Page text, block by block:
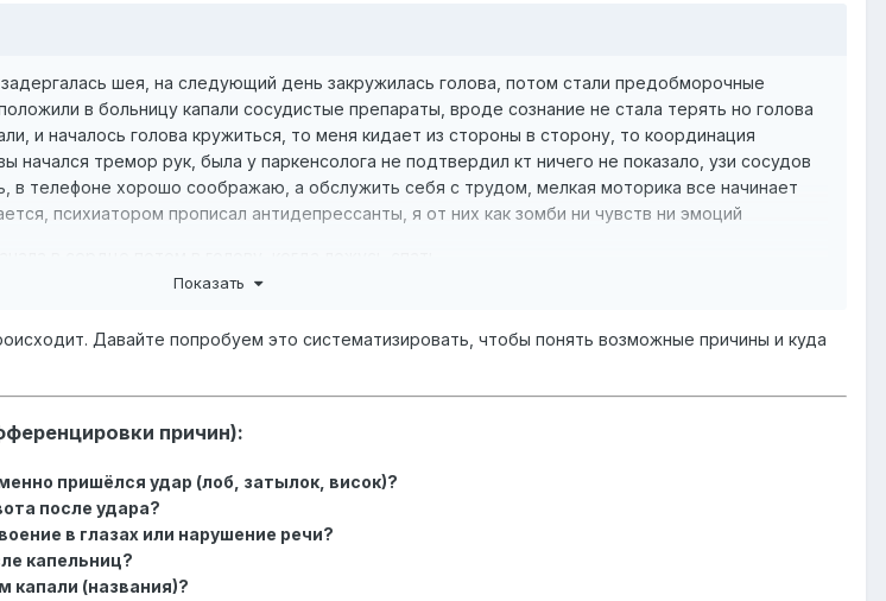
шея, на следующий день закружилась голова, потом стали предобморочные
в больницу капали сосудистые препараты, вроде сознание не стала терять но голова
и началось голова кружиться, то меня кидает из стороны в сторону, то координация
тремор рук, была у паркенсолога не подтвердил кт ничего не показало, узи сосудов
в телефоне хорошо соображаю, а обслужить себя с трудом, мелкая моторика все начинает
психиатором прописал антидепрессанты, я от них как зомби ни чувств ни эмоций
Показать
Давайте попробуем это систематизировать, чтобы понять возможные причины и куда
причин):
пришёлся удар (лоб, затылок, висок)?
после удара?
в глазах или нарушение речи?
капельниц?
капали (названия)?